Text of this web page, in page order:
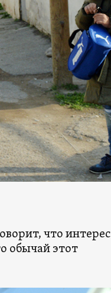
что интерес
обычай этот